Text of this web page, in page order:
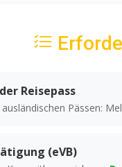
Reisepass
Pässen:
(eVB)